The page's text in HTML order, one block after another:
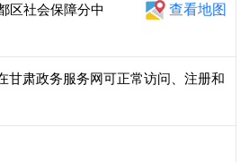
区社会保障分中
查看地图
甘肃政务服务网可正常访问、注册和